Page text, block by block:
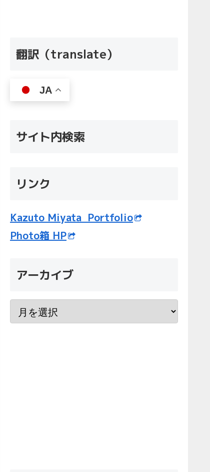
翻訳（translate）
JA
サイト内検索
リンク
Kazuto Miyata Portfolio
Photo箱 HP
アーカイブ